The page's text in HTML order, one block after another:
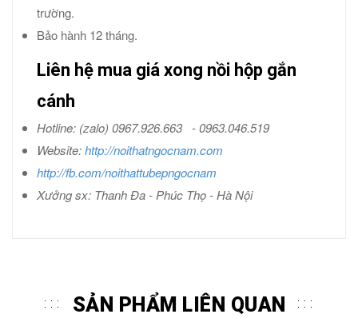
trường.
Bảo hành 12 tháng.
Liên hệ mua giá xong nồi hộp gắn
cánh
Hotline: (zalo) 0967.926.663 - 0963.046.519
Website:http://noithatngocnam.com
http://fb.com/noithattubepngocnam
Xưởng sx: Thanh Đa - Phúc Thọ - Hà Nội
SẢN PHẨM LIÊN QUAN